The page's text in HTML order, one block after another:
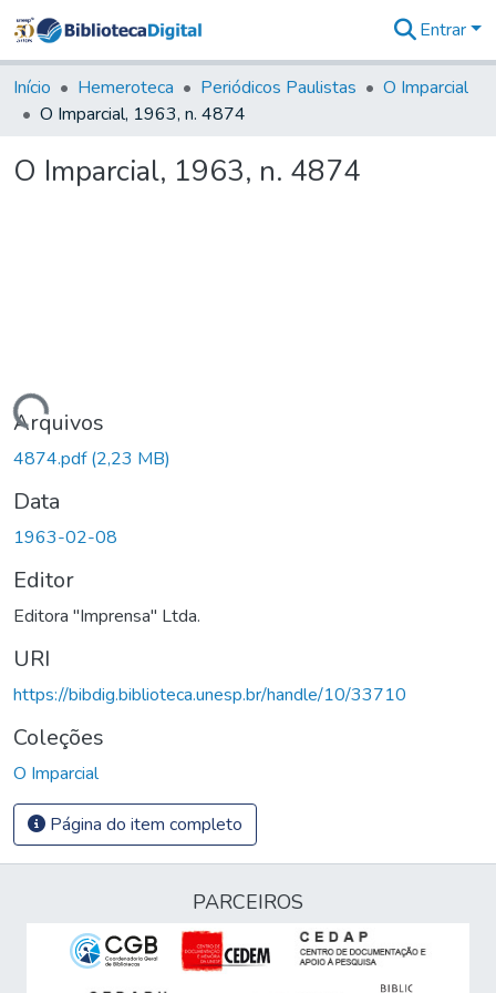
&
Coleções
Tudo na
Digital
Entrar
Início Hemeroteca Periódicos Paulistas
O Imparcial
O Imparcial, 1963, n. 4874
O Imparcial, 1963, n. 4874
Carregando...
Arquivos
4874.pdf(2,23 MB)
Data
1963-02-08
Editor
Editora "Imprensa" Ltda.
URI
https://bibdig.biblioteca.unesp.br/handle/10/33710
Coleções
O Imparcial
Página do item completo
PARCEIROS